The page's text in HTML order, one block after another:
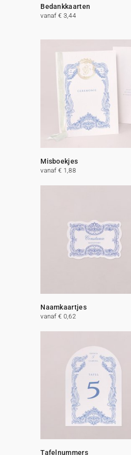
Bedankkaarten
vanaf € 3,44
Misboekjes
vanaf € 1,88
Naamkaartjes
vanaf € 0,62
Tafelnummers